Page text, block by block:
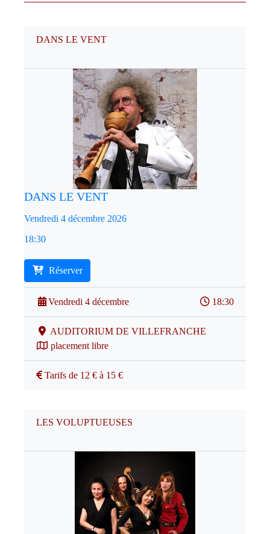
DANS LE VENT
DANS LE VENT
Vendredi 4 décembre 2026
18:30
Réserver
Vendredi 4 décembre 18:30
AUDITORIUM DE VILLEFRANCHE
placement libre
Tarifs de 12 € à 15 €
LES VOLUPTUEUSES